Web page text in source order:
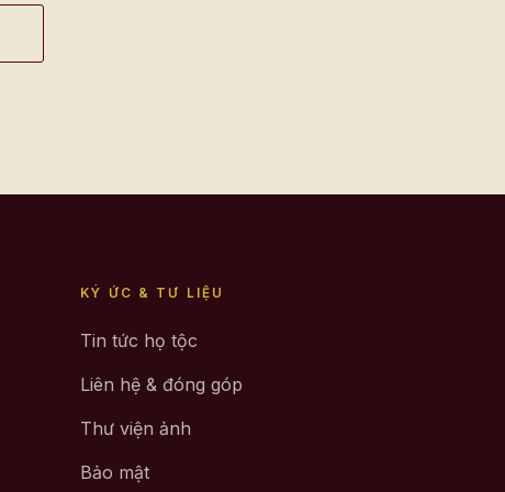
KÝ ỨC & TƯ LIỆU
Tin tức họ tộc
Liên hệ & đóng góp
Thư viện ảnh
Bảo mật